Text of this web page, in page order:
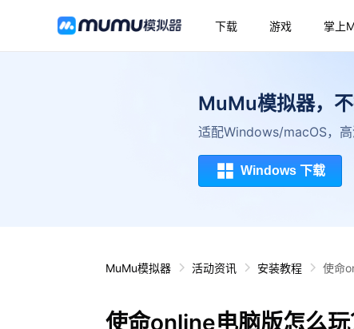
下载 游戏 掌上
MuMu模拟器，不
适配Windows/macOS，
Windows 下载
MuMu模拟器 活动资讯 安装教程 使命
使命online电脑版怎么